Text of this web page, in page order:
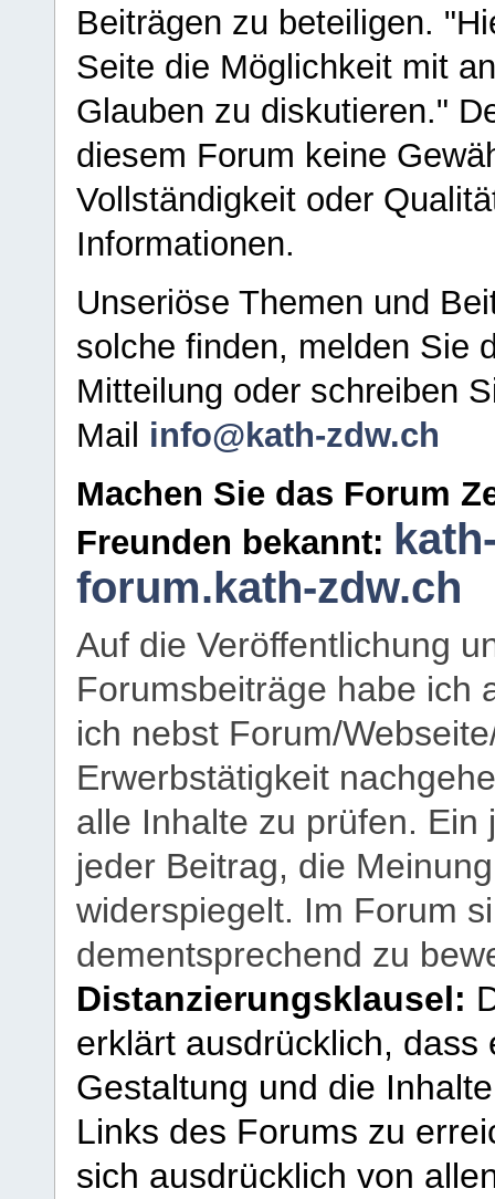
Beiträgen zu beteiligen.
Seite die Möglichkeit mit
Glauben zu diskutieren."
diesem Forum keine
Vollständigkeit oder
Informationen.
Unseriöse Themen und
solche finden, melden Sie
Mitteilung oder schreiben
Mail info@kath-zdw.ch
Machen Sie das Forum
Freunden bekannt:
forum.kath-zdw.ch
Auf die Veröffentlichung
Forumsbeiträge habe ich
ich nebst Forum/
Erwerbstätigkeit
alle Inhalte zu prüfen.
jeder Beitrag, die
widerspiegelt. Im Forum
dementsprechend zu
Distanzierungsklausel:
erklärt ausdrücklich,
Gestaltung und die
Links des Forums zu
sich ausdrücklich von